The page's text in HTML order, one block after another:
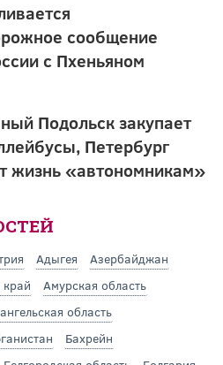
сообщение
с Пхеньяном
Подольск закупает
Петербург
жизнь «автономникам»
Адыгея
Азербайджан
край
Амурская область
область
Бахрейн